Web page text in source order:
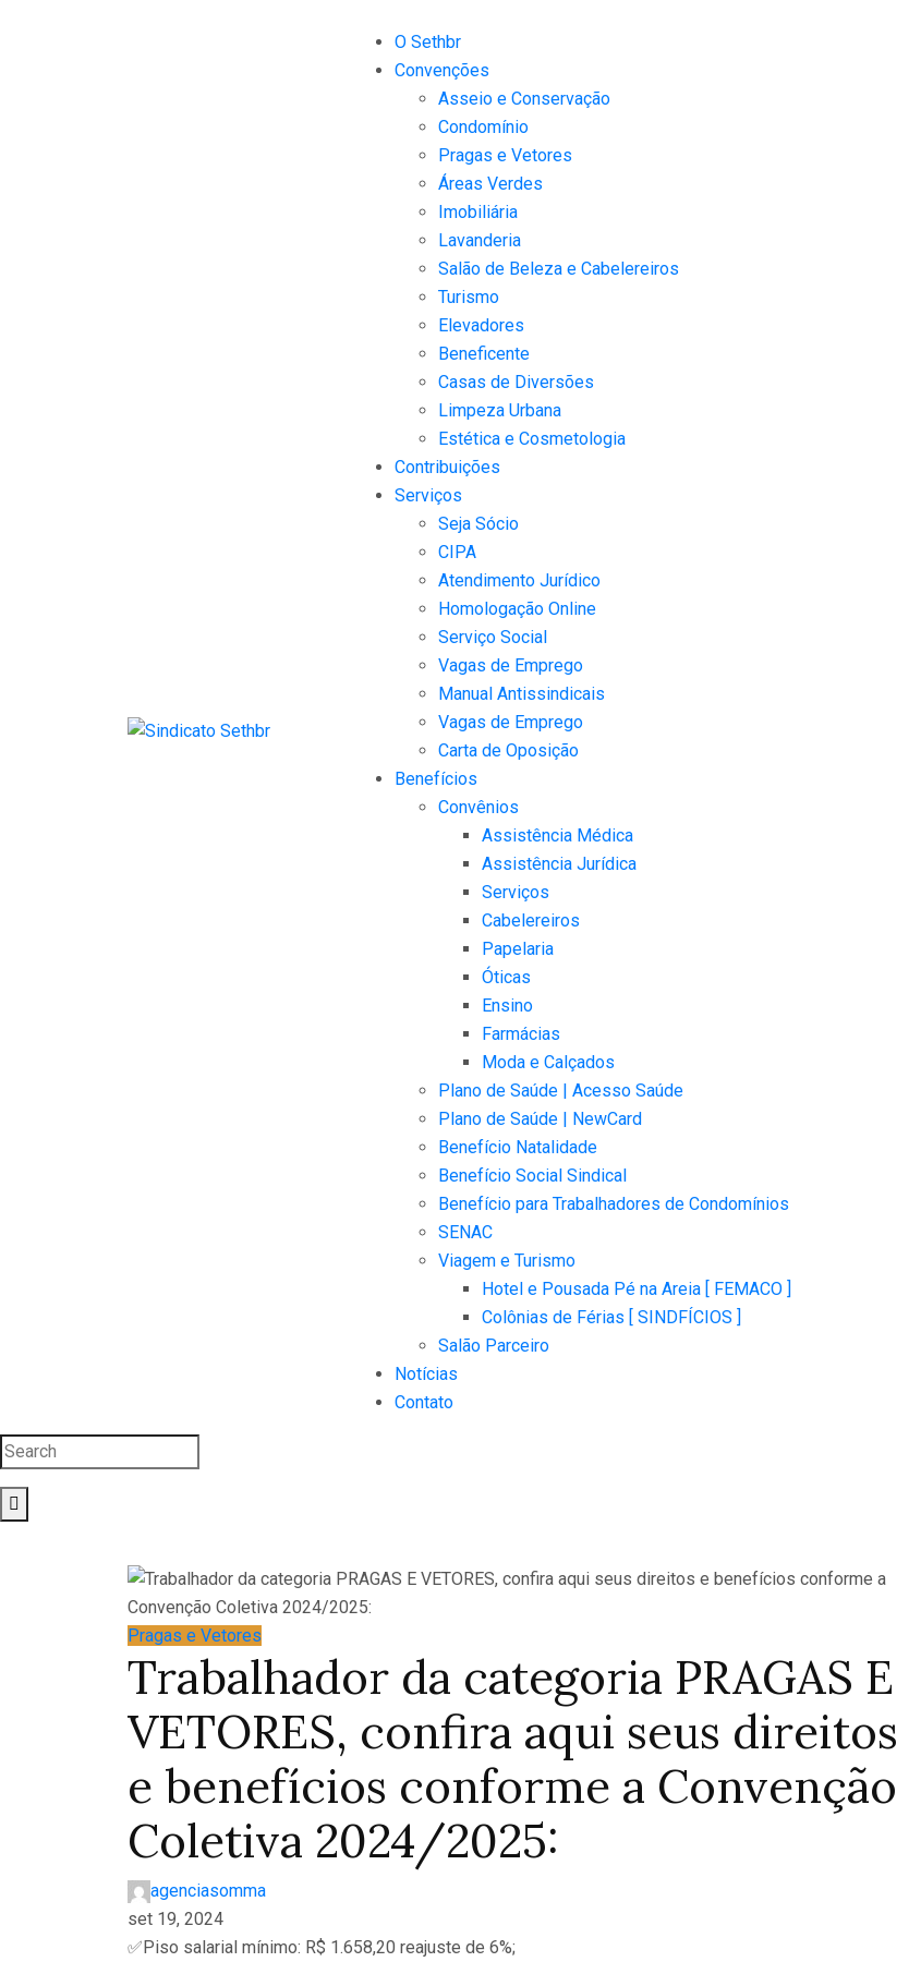
O Sethbr
Convenções
Asseio e Conservação
Condomínio
Pragas e Vetores
Áreas Verdes
Imobiliária
Lavanderia
Salão de Beleza e Cabelereiros
Turismo
Elevadores
Beneficente
Casas de Diversões
Limpeza Urbana
Estética e Cosmetologia
Contribuições
Serviços
Seja Sócio
CIPA
Atendimento Jurídico
Homologação Online
Serviço Social
Vagas de Emprego
Manual Antissindicais
Vagas de Emprego
Carta de Oposição
Benefícios
Convênios
Assistência Médica
Assistência Jurídica
Serviços
Cabelereiros
Papelaria
Óticas
Ensino
Farmácias
Moda e Calçados
Plano de Saúde | Acesso Saúde
Plano de Saúde | NewCard
Benefício Natalidade
Benefício Social Sindical
Benefício para Trabalhadores de Condomínios
SENAC
Viagem e Turismo
Hotel e Pousada Pé na Areia [ FEMACO ]
Colônias de Férias [ SINDFÍCIOS ]
Salão Parceiro
Notícias
Contato
Pragas e Vetores
Trabalhador da categoria PRAGAS E
VETORES, confira aqui seus direitos
e benefícios conforme a Convenção
Coletiva 2024/2025:
agenciasomma
set 19, 2024
✅Piso salarial mínimo: R$ 1.658,20 reajuste de 6%;